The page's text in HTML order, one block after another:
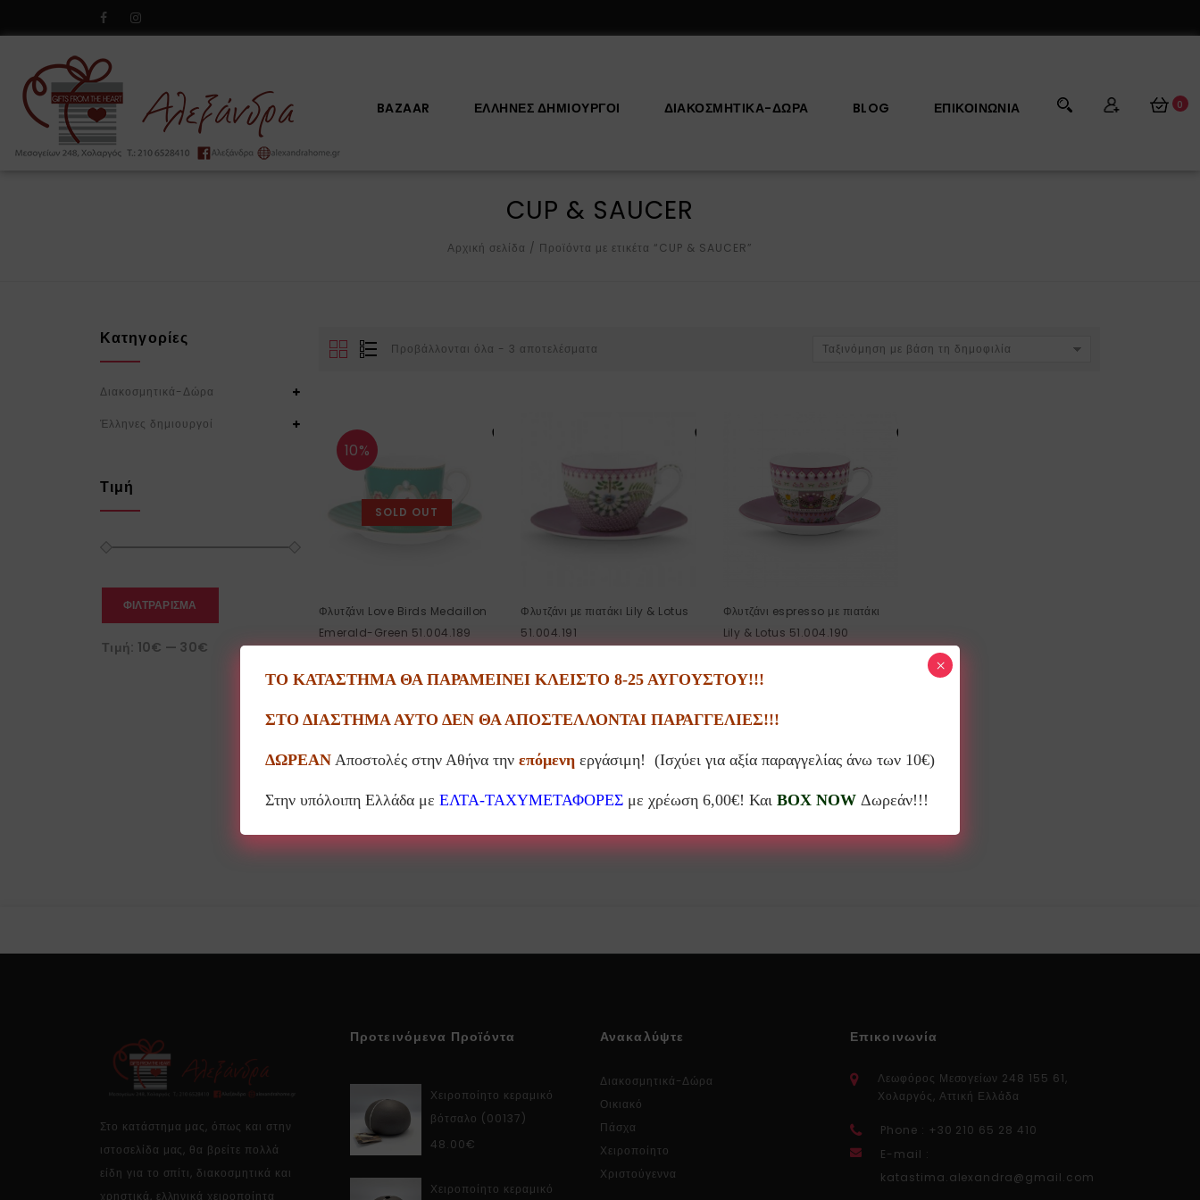
BAZAAR ΕΛΛΗΝΕΣ ΔΗΜΙΟΥΡΓΟΙ ΔΙΑΚΟΣΜΗΤΙΚΆ-ΔΏΡΑ BLOG ΕΠΙΚΟΙΝΩΝΊΑ 0
CUP & SAUCER
Αρχική σελίδα / Προϊόντα με ετικέτα “CUP & SAUCER”
Προβάλλονται όλα - 3 αποτελέσματα Ταξινόμηση με βάση τη δημοφιλία
10%
SOLD OUT
Φλυτζάνι Love Birds Medaillon
Emerald-Green 51.004.189
Φλυτζάνι με πιατάκι Lily & Lotus
51.004.191
Φλυτζάνι espresso με πιατάκι
Lily & Lotus 51.004.190
Κατηγορίες
Διακοσμητικά-Δώρα
Έλληνες δημιουργοί
Τιμή
ΦΙΛΤΡΆΡΙΣΜΑ
Τιμή: 10€ — 30€
Στο κατάστημα μας, όπως και στην
ιστοσελίδα μας, θα βρείτε πολλά
είδη για το σπίτι, διακοσμητικά και
χρηστικά, ελληνικά χειροποίητα
Προτεινόμενα Προϊόντα
Χειροποίητο κεραμικό
βότσαλο (00137)
48.00€
Χειροποίητο κεραμικό
Ανακαλύψτε
Διακοσμητικά-Δώρα
Οικιακό
Πάσχα
Χειροποίητο
Χριστούγεννα
Επικοινωνία
Λεωφόρος Μεσογείων 248 155 61,
Χολαργός, Αττική Ελλάδα
Phone : +30 210 65 28 410
E-mail :
katastima.alexandra@gmail.com
ΤΟ ΚΑΤΑΣΤΗΜΑ ΘΑ ΠΑΡΑΜΕΙΝΕΙ ΚΛΕΙΣΤΟ 8-25 ΑΥΓΟΥΣΤΟΥ!!!
ΣΤΟ ΔΙΑΣΤΗΜΑ ΑΥΤΟ ΔΕΝ ΘΑ ΑΠΟΣΤΕΛΛΟΝΤΑΙ ΠΑΡΑΓΓΕΛΙΕΣ!!!
ΔΩΡΕΑΝΑποστολές στην Αθήνα την επόμενηεργάσιμη! (Ισχύει για αξία παραγγελίας άνω των 10€)
Στην υπόλοιπη Ελλάδα με ΕΛΤΑ-ΤΑΧΥΜΕΤΑΦΟΡΕΣμε χρέωση 6,00€! Και BOX NOWΔωρεάν!!!
×